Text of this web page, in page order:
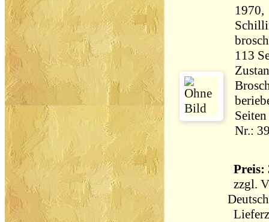
1970,
Nr.:
Preis:
zzgl.